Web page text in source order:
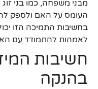
מבני משפחה, כמו בני
העומס על האם ולספק
בחשיבות התמיכה הזו
לאמהות להתמודד עם
חשיבות
בהנקה